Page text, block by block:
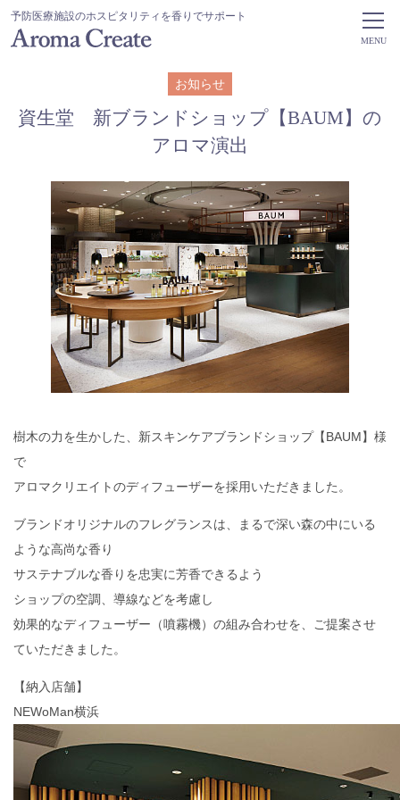
予防医療施設のホスピタリティを香りでサポート
MENU
お知らせ
資生堂 新ブランドショップ【BAUM】の
アロマ演出
樹木の力を生かした、新スキンケアブランドショップ【BAUM】様
で
アロマクリエイトのディフューザーを採用いただきました。
ブランドオリジナルのフレグランスは、まるで深い森の中にいる
ような高尚な香り
サステナブルな香りを忠実に芳香できるよう
ショップの空調、導線などを考慮し
効果的なディフューザー（噴霧機）の組み合わせを、ご提案させ
ていただきました。
【納入店舗】
NEWoMan横浜